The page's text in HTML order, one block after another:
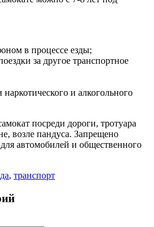
в процессе езды;
за другое транспортное
наркотического и алкогольного
посреди дороги, тротуара
возле пандуса. Запрещено
для автомобилей и общественного
, транспорт